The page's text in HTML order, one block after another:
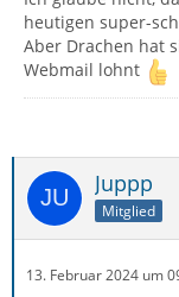
heutigen super-
Aber Drachen hat
Webmail lohnt
Juppp
Mitglied
13. Februar 2024 um